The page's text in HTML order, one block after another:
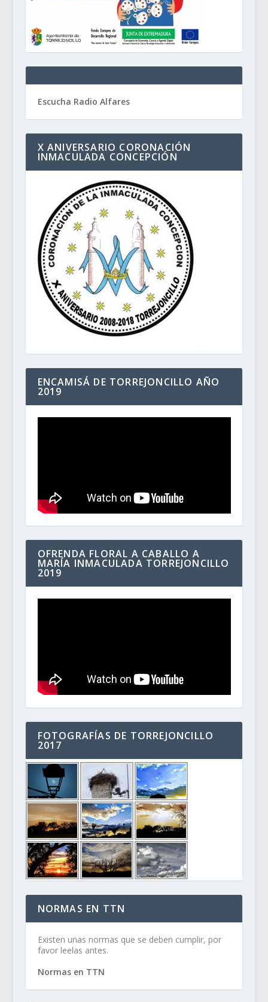
Escucha Radio Alfares
X ANIVERSARIO CORONACIÓN
INMACULADA CONCEPCIÓN
ENCAMISÁ DE TORREJONCILLO AÑO
2019
OFRENDA FLORAL A CABALLO A
MARÍA INMACULADA TORREJONCILLO
2019
FOTOGRAFÍAS DE TORREJONCILLO
2017
NORMAS EN TTN
Existen unas normas que se deben cumplir, por
favor leelas antes.
Normas en TTN